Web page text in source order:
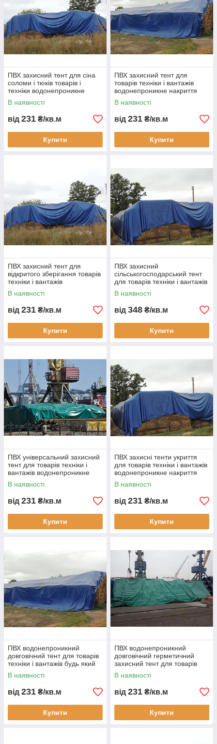
ПВХ захисний тент для сіна
соломи і тюків товарів і
техніки водонепроникне
накриття для бізнесу
В наявності
від 231 ₴/кв.м
Купити
ПВХ захисний тент для
товарів техніки і вантажів
водонепроникне накриття
для бізнесу складського
зберігання
В наявності
від 231 ₴/кв.м
Купити
ПВХ захисний тент для
відкритого зберігання товарів
техніки і вантажів
водонепроникне накриття
для бізнесу
В наявності
від 231 ₴/кв.м
Купити
ПВХ захисний
сільськогосподарський тент
для товарів техніки і вантажів
водонепроникна тентова
накидка для бізнесу
В наявності
від 348 ₴/кв.м
Купити
ПВХ універсальний захисний
тент для товарів техніки і
вантажів водонепроникне
накриття для бізнесу
В наявності
від 231 ₴/кв.м
Купити
ПВХ захисні тенти укриття
для товарів техніки і вантажів
водонепроникне накриття
для бізнесу складського
зберігання
В наявності
від 231 ₴/кв.м
Купити
ПВХ водонепроникний
довговічний тент для товарів
техніки і вантажів будь який
розмір конфігурація і колір
В наявності
від 231 ₴/кв.м
Купити
ПВХ водонепроникний
довговічний герметичний
захисний тент для товарів
техніки і вантажів
виготовлення під замовлення
В наявності
від 231 ₴/кв.м
Купити